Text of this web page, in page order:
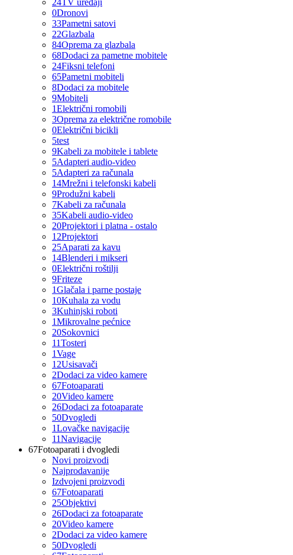
24TV uređaji
0Dronovi
33Pametni satovi
22Glazbala
84Oprema za glazbala
68Dodaci za pametne mobitele
24Fiksni telefoni
65Pametni mobiteli
8Dodaci za mobitele
9Mobiteli
1Električni romobili
3Oprema za električne romobile
0Električni bicikli
5test
9Kabeli za mobitele i tablete
5Adapteri audio-video
5Adapteri za računala
14Mrežni i telefonski kabeli
9Produžni kabeli
7Kabeli za računala
35Kabeli audio-video
20Projektori i platna - ostalo
12Projektori
25Aparati za kavu
14Blenderi i mikseri
0Električni roštilji
9Friteze
1Glačala i parne postaje
10Kuhala za vodu
3Kuhinjski roboti
1Mikrovalne pećnice
20Sokovnici
11Tosteri
1Vage
12Usisavači
2Dodaci za video kamere
67Fotoaparati
20Video kamere
26Dodaci za fotoaparate
50Dvogledi
1Lovačke navigacije
11Navigacije
67Fotoaparati i dvogledi
Novi proizvodi
Najprodavanije
Izdvojeni proizvodi
67Fotoaparati
25Objektivi
26Dodaci za fotoaparate
20Video kamere
2Dodaci za video kamere
50Dvogledi